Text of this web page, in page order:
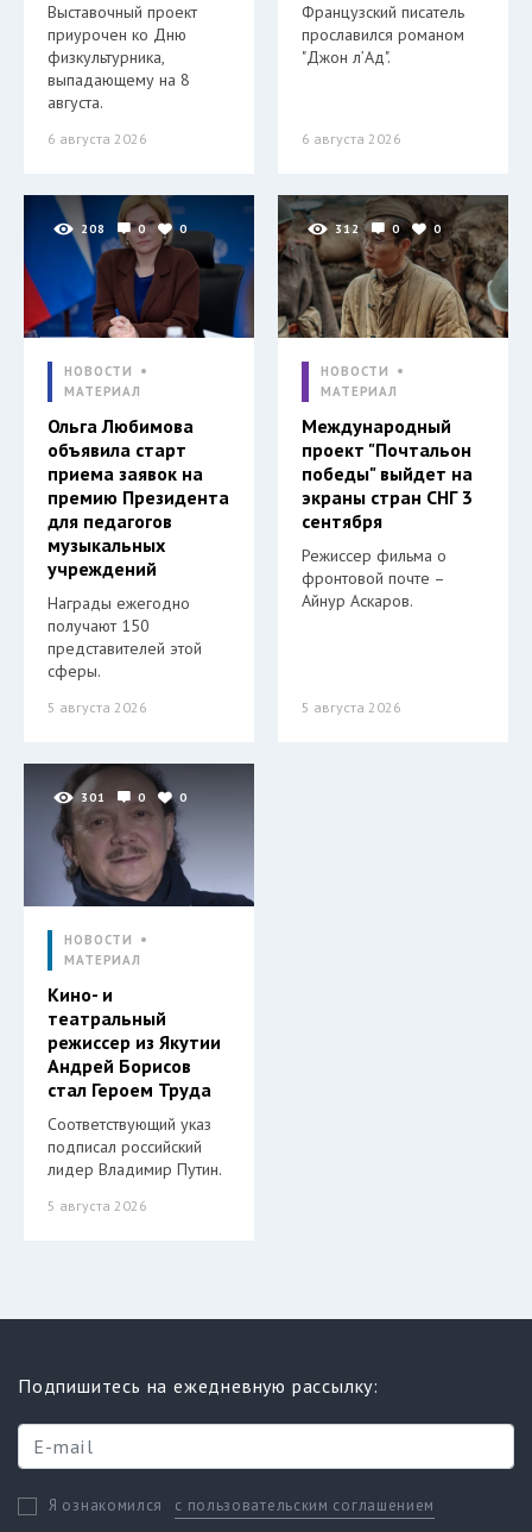
Выставочный проект
приурочен ко Дню
физкультурника,
выпадающему на 8
августа.
6 августа 2026
Французский писатель
прославился романом
"Джон л’Ад".
6 августа 2026
208 0 0
НОВОСТИ
МАТЕРИАЛ
Ольга Любимова
объявила старт
приема заявок на
премию Президента
для педагогов
музыкальных
учреждений
Награды ежегодно
получают 150
представителей этой
сферы.
5 августа 2026
312 0 0
НОВОСТИ
МАТЕРИАЛ
Международный
проект "Почтальон
победы" выйдет на
экраны стран СНГ 3
сентября
Режиссер фильма о
фронтовой почте –
Айнур Аскаров.
5 августа 2026
301 0 0
НОВОСТИ
МАТЕРИАЛ
Кино- и
театральный
режиссер из Якутии
Андрей Борисов
стал Героем Труда
Соответствующий указ
подписал российский
лидер Владимир Путин.
5 августа 2026
Подпишитесь на ежедневную рассылку:
Я ознакомился с пользовательским соглашением